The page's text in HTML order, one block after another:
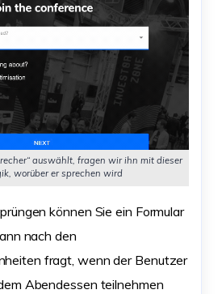
auswählt, fragen wir ihn mit dieser
worüber er sprechen wird
können Sie ein Formular
nach den
fragt, wenn der Benutzer
Abendessen teilnehmen